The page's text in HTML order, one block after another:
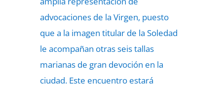
advocaciones de la Virgen, puesto
que a la imagen titular de la Soledad
le acompañan otras seis tallas
marianas de gran devoción en la
ciudad. Este encuentro estará